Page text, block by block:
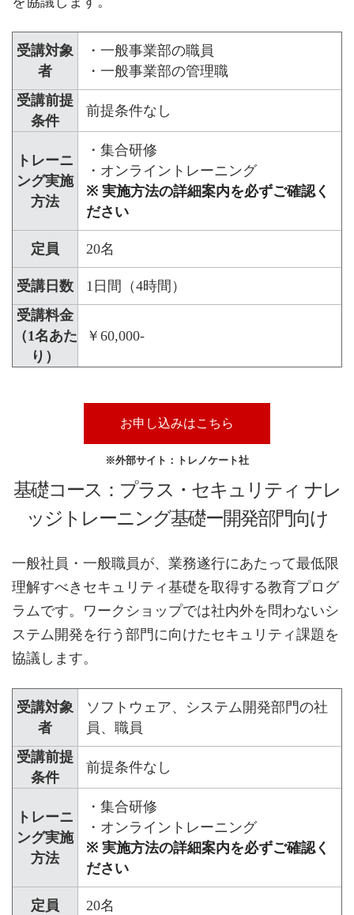
受講対象
者
・一般事業部の職員
・一般事業部の管理職
受講前提
条件
前提条件なし
トレーニ
ング実施
方法
・集合研修
・オンライントレーニング
※ 実施方法の詳細案内を必ずご確認く
ださい
定員 20名
受講日数
1日間（4時間）
受講料金
（1名あた
り）
￥60,000-
お申し込みはこちら
※外部サイト：トレノケート社
基礎コース：プラス・セキュリティ ナレ
ッジトレーニング基礎ー開発部門向け
一般社員・一般職員が、業務遂行にあたって最低限
理解すべきセキュリティ基礎を取得する教育プログ
ラムです。ワークショップでは社内外を問わないシ
ステム開発を行う部門に向けたセキュリティ課題を
協議します。
受講対象
者
ソフトウェア、システム開発部門の社
員、職員
受講前提
条件
前提条件なし
トレーニ
ング実施
方法
・集合研修
・オンライントレーニング
※ 実施方法の詳細案内を必ずご確認く
ださい
定員 20名